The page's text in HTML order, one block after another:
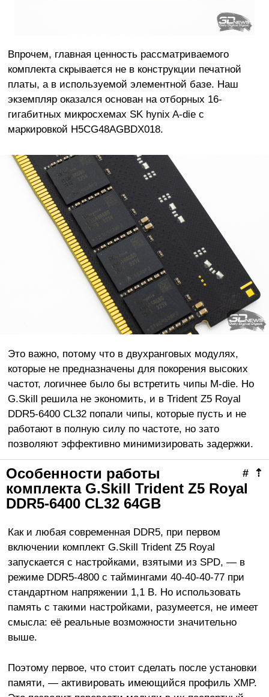
Впрочем, главная ценность рассматриваемого
комплекта скрывается не в конструкции печатной
платы, а в используемой элементной базе. Наш
экземпляр оказался основан на отборных 16-
гигабитных микросхемах SK hynix A-die с
маркировкой H5CG48AGBDX018.
Это важно, потому что в двухранговых модулях,
которые не предназначены для покорения высоких
частот, логичнее было бы встретить чипы M-die. Но
G.Skill решила не экономить, и в Trident Z5 Royal
DDR5-6400 CL32 попали чипы, которые пусть и не
работают в полную силу по частоте, но зато
позволяют эффективно минимизировать задержки.
⇡
#
Особенности работы
комплекта G.Skill Trident Z5 Royal
DDR5-6400 CL32 64GB
Как и любая современная DDR5, при первом
включении комплект G.Skill Trident Z5 Royal
запускается с настройками, взятыми из SPD, — в
режиме DDR5-4800 с таймингами 40-40-40-77 при
стандартном напряжении 1,1 В. Но использовать
память с такими настройками, разумеется, не имеет
смысла: её реальные возможности значительно
выше.
Поэтому первое, что стоит сделать после установки
памяти, — активировать имеющийся профиль XMP.